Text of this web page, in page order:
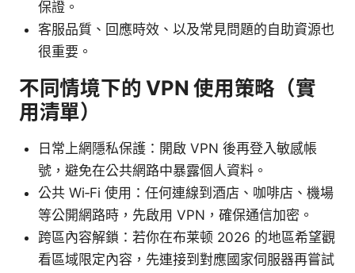
保證。
客服品質、回應時效、以及常見問題的自助資源也
很重要。
不同情境下的 VPN 使用策略（實
用清單）
日常上網隱私保護：開啟 VPN 後再登入敏感帳
號，避免在公共網路中暴露個人資料。
公共 Wi‑Fi 使用：任何連線到酒店、咖啡店、機場
等公開網路時，先啟用 VPN，確保通信加密。
跨區內容解鎖：若你在布莱顿 2026 的地區希望觀
看區域限定內容，先連接到對應國家伺服器再嘗試